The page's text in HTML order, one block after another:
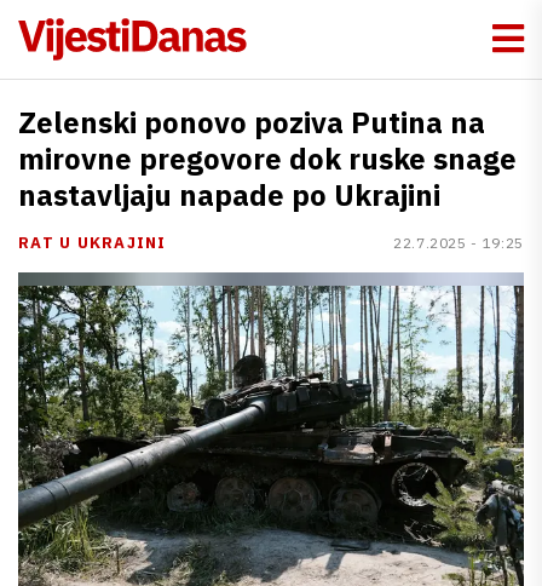
Zelenski ponovo poziva Putina na
mirovne pregovore dok ruske snage
nastavljaju napade po Ukrajini
RAT U UKRAJINI 22.7.2025 - 19:25